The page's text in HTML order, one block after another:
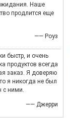
Наше
продлится еще
—— Роуз
быстр, и очень
продуктов всегда
заказ. Я доверяю
я никогда не был
с ними.
—— Джерри